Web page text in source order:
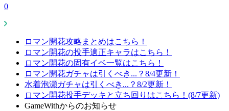
0
ロマン開花攻略まとめはこちら！
ロマン開花の投手適正キャラはこちら！
ロマン開花の固有イベ一覧はこちら！
ロマン開花ガチャは引くべき...？8/4更新！
水着泡瀬ガチャは引くべき...？8/2更新！
ロマン開花投手デッキと立ち回りはこちら！(8/7更新)
GameWithからのお知らせ